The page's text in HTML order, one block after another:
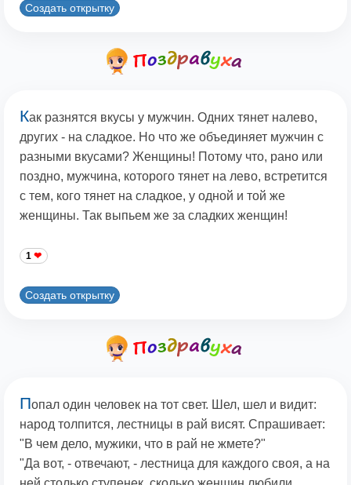
Создать открытку
Как разнятся вкусы у мужчин. Одних тянет налево,
других - на сладкое. Но что же объединяет мужчин с
разными вкусами? Женщины! Потому что, рано или
поздно, мужчина, которого тянет на лево, встретится
с тем, кого тянет на сладкое, у одной и той же
женщины. Так выпьем же за сладких женщин!
1
Создать открытку
Попал один человек на тот свет. Шел, шел и видит:
народ толпится, лестницы в рай висят. Спрашивает:
"В чем дело, мужики, что в рай не жмете?"
"Да вот, - отвечают, - лестница для каждого своя, а на